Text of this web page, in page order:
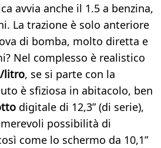
avvia anche il 1.5 a benzina,
La trazione è solo anteriore
di bomba, molto diretta e
Nel complesso è realistico
litro, se si parte con la
è sfiziosa in abitacolo, ben
digitale di 12,3” (di serie),
possibilità di
come lo schermo da 10,1”